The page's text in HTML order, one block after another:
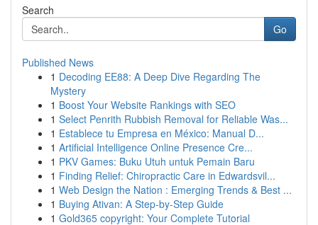
Search
Go
Published News
1 Decoding EE88: A Deep Dive Regarding The
Mystery
1 Boost Your Website Rankings with SEO
1 Select Penrith Rubbish Removal for Reliable Was...
1 Establece tu Empresa en México: Manual D...
1 Artificial Intelligence Online Presence Cre...
1 PKV Games: Buku Utuh untuk Pemain Baru
1 Finding Relief: Chiropractic Care in Edwardsvil...
1 Web Design the Nation : Emerging Trends & Best ...
1 Buying Ativan: A Step-by-Step Guide
1 Gold365 copyright: Your Complete Tutorial